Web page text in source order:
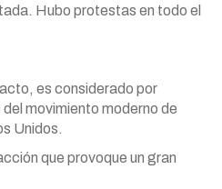
Hubo protestas en todo el
es considerado por
movimiento moderno de
Unidos.
que provoque un gran